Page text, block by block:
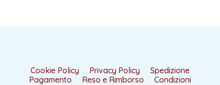
Cookie Policy Privacy Policy
Spedizione
Pagamento
Reso e Rimborso Condizioni